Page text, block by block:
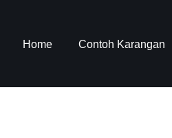
Home Contoh Karangan